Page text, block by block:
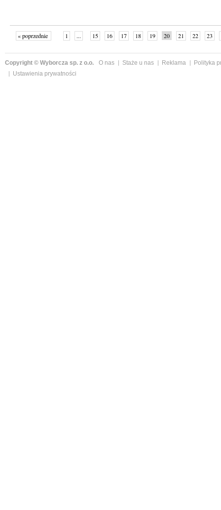
« poprzednie 1 ... 15 16 17 18 19 20 21 22 23
Copyright © Wyborcza sp. z o.o. O nas Staże u nas Reklama
Polityka
Ustawienia prywatności